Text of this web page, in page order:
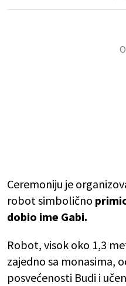
Ceremoniju je
robot simbolično
dobio ime Gabi.
Robot, visok oko 1,3
zajedno sa monasima,
posvećenosti Budi i